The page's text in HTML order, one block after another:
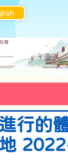
行的